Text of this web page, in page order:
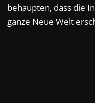
behaupten, dass die
ganze Neue Welt